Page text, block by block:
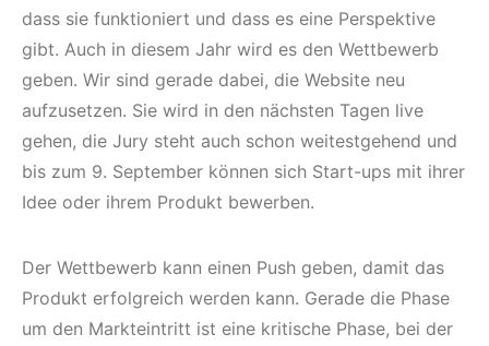
dass sie funktioniert und dass es eine Perspektive
gibt. Auch in diesem Jahr wird es den Wettbewerb
geben. Wir sind gerade dabei, die Website neu
aufzusetzen. Sie wird in den nächsten Tagen live
gehen, die Jury steht auch schon weitestgehend und
bis zum 9. September können sich Start-ups mit ihrer
Idee oder ihrem Produkt bewerben.
Der Wettbewerb kann einen Push geben, damit das
Produkt erfolgreich werden kann. Gerade die Phase
um den Markteintritt ist eine kritische Phase, bei der